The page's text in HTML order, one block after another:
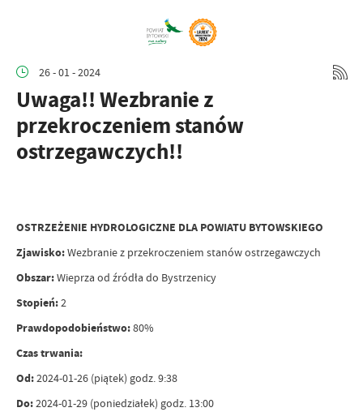
26 - 01 - 2024
Uwaga!! Wezbranie z
przekroczeniem stanów
ostrzegawczych!!
OSTRZEŻENIE HYDROLOGICZNE DLA POWIATU BYTOWSKIEGO
Zjawisko:Wezbranie z przekroczeniem stanów ostrzegawczych
Obszar:Wieprza od źródła do Bystrzenicy
Stopień:2
Prawdopodobieństwo:80%
Czas trwania:
Od:2024-01-26 (piątek) godz. 9:38
Do:2024-01-29 (poniedziałek) godz. 13:00